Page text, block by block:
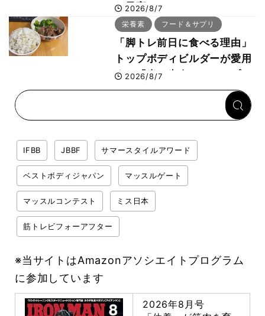
た最高マシン“ノーチラス・
プルオーバーマシン”とは？
2026/8/7
栄養素 フード＆サプリ
「脚トレ前日に食べる理由」
トップボディビルダーが愛用
する「米＋牛肉」のシンプル
回復メシとは？
2026/8/7
IFBB JBBF サマースタイルアワード
ベストボディジャパン マッスルゲート
マッスルコンテスト ミス日本
筋トレビフォーアフター
※当サイトはAmazonアソシエイトプログラム
に参加しています
2026年8月号